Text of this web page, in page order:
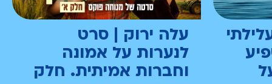
עלה ירוק | סרט
לנערות על אמונה
וחברות אמיתית. חלק